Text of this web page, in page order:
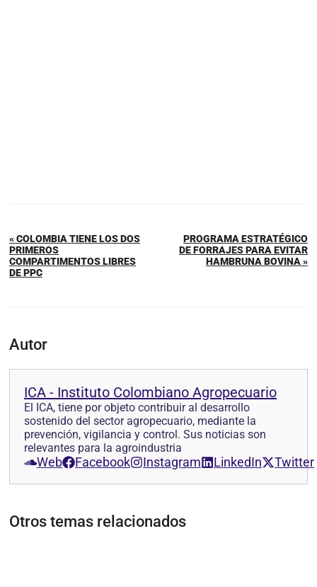
« COLOMBIA TIENE LOS DOS
PRIMEROS
COMPARTIMENTOS LIBRES
DE PPC
PROGRAMA ESTRATÉGICO
DE FORRAJES PARA EVITAR
HAMBRUNA BOVINA »
Autor
ICA - Instituto Colombiano Agropecuario
El ICA, tiene por objeto contribuir al desarrollo
sostenido del sector agropecuario, mediante la
prevención, vigilancia y control. Sus noticias son
relevantes para la agroindustria
Web Facebook Instagram LinkedIn Twitter
Otros temas relacionados